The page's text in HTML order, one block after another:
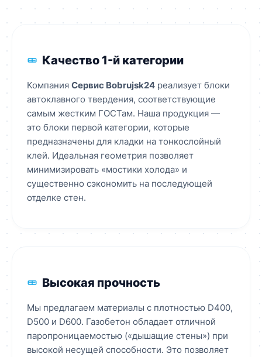
Качество 1-й категории
Компания Сервис Bobrujsk24 реализует блоки
автоклавного твердения, соответствующие
самым жестким ГОСТам. Наша продукция —
это блоки первой категории, которые
предназначены для кладки на тонкослойный
клей. Идеальная геометрия позволяет
минимизировать «мостики холода» и
существенно сэкономить на последующей
отделке стен.
Высокая прочность
Мы предлагаем материалы с плотностью D400,
D500 и D600. Газобетон обладает отличной
паропроницаемостью («дышащие стены») при
высокой несущей способности. Это позволяет